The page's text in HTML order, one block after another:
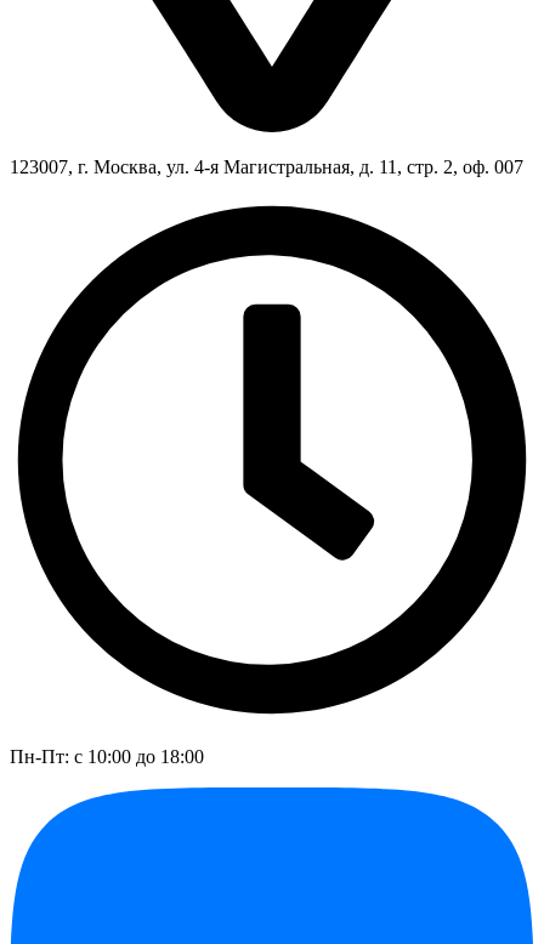
123007, г. Москва, ул. 4-я Магистральная, д. 11, стр. 2, оф. 007
Пн-Пт: с 10:00 до 18:00